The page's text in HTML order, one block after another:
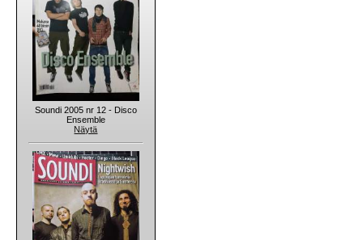
Soundi 2005 nr 12 - Disco
Ensemble
Näytä